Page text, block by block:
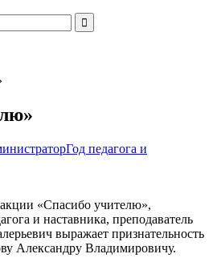
Год педагога и
«Спасибо учителю»,
и наставника, преподаватель
выражает признательность
Александру Владимировичу.